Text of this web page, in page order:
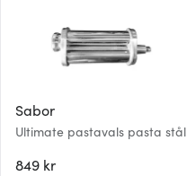
Sabor
Ultimate pastavals pasta stål
849 kr